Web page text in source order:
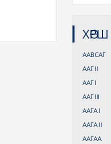
ХӨРШ
ААВСАГ
ААГII
ААГI
ААГIII
ААГАI
ААГАII
ААГАА